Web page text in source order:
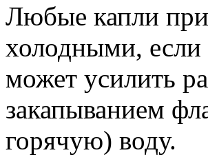
Любые капли при
холодными, если
может усилить
закапыванием
горячую) воду.